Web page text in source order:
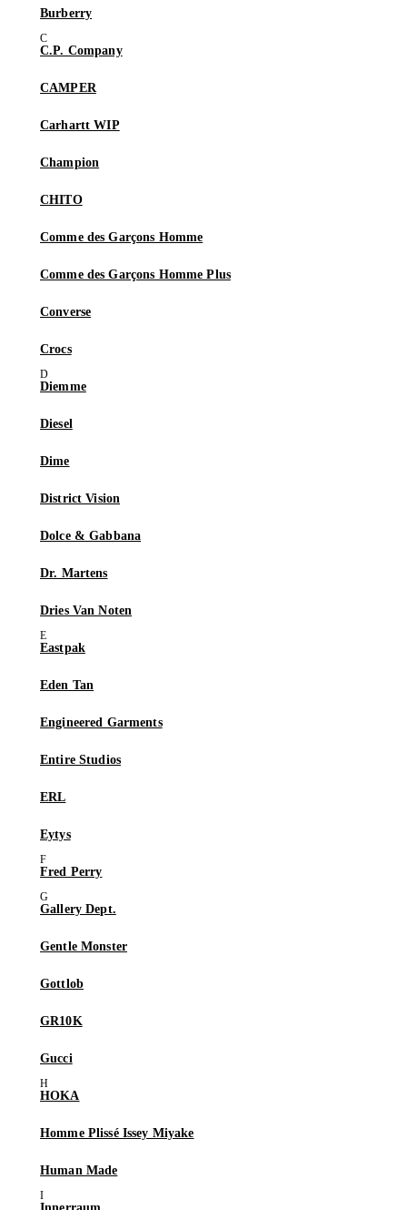
Burberry
C.P. Company
CAMPER
Carhartt WIP
Champion
CHITO
Comme des Garçons Homme
Comme des Garçons Homme Plus
Converse
Crocs
Diemme
Diesel
Dime
District Vision
Dolce & Gabbana
Dr. Martens
Dries Van Noten
Eastpak
Eden Tan
Engineered Garments
Entire Studios
ERL
Eytys
Fred Perry
Gallery Dept.
Gentle Monster
Gottlob
GR10K
Gucci
HOKA
Homme Plissé Issey Miyake
Human Made